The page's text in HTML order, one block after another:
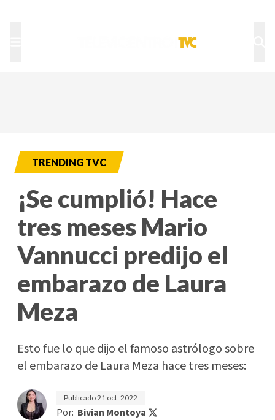
TRENDING TVC
¡Se cumplió! Hace
tres meses Mario
Vannucci predijo el
embarazo de Laura
Meza
Esto fue lo que dijo el famoso astrólogo sobre
el embarazo de Laura Meza hace tres meses:
Publicado21 oct. 2022
Por: Bivian Montoya